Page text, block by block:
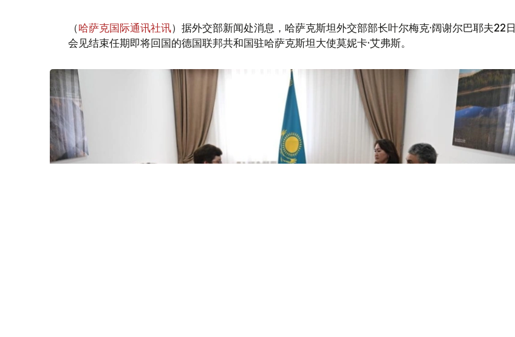
（哈萨克国际通讯社讯）据外交部新闻处消息，哈萨克斯坦外交部部长叶尔梅克·阔谢尔巴耶夫22日
会见结束任期即将回国的德国联邦共和国驻哈萨克斯坦大使莫妮卡·艾弗斯。